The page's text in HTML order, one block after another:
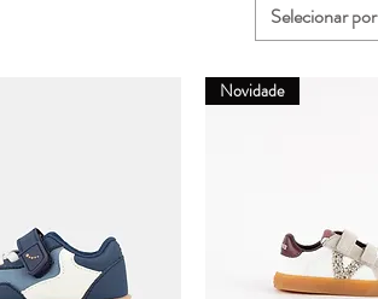
Selecionar por
Novidade